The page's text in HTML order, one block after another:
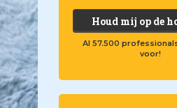
Houd mij op de
Al 57.500
voor!